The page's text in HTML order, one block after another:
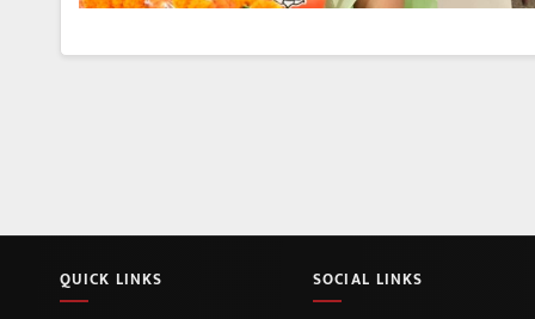
QUICK LINKS SOCIAL LINKS